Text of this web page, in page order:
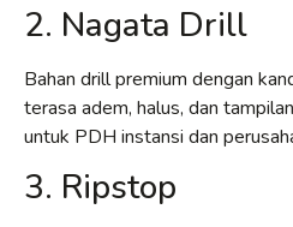
2. Nagata Drill
Bahan drill premium dengan
terasa adem, halus, dan
untuk PDH instansi dan
3. Ripstop